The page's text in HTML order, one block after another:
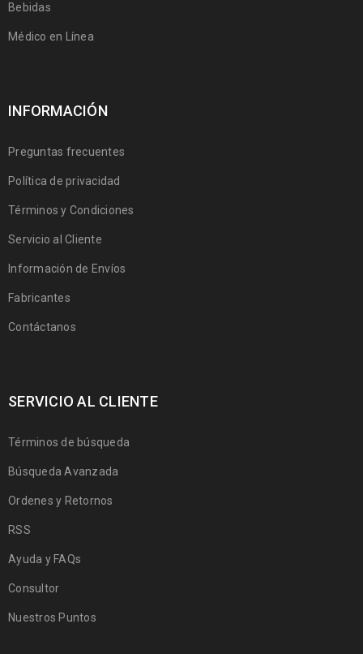
Bebidas
Médico en Línea
INFORMACIÓN
Preguntas frecuentes
Política de privacidad
Términos y Condiciones
Servicio al Cliente
Información de Envíos
Fabricantes
Contáctanos
SERVICIO AL CLIENTE
Términos de búsqueda
Búsqueda Avanzada
Ordenes y Retornos
RSS
Ayuda y FAQs
Consultor
Nuestros Puntos